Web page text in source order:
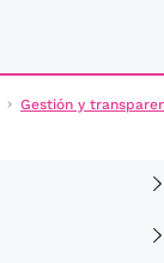
Gestión y